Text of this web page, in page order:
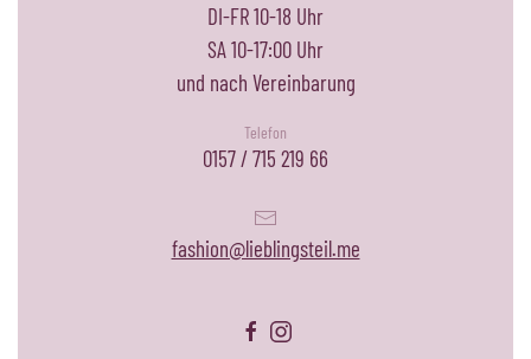
DI-FR 10-18 Uhr
SA 10-17:00 Uhr
und nach Vereinbarung
Telefon
0157 / 715 219 66
fashion@lieblingsteil.me